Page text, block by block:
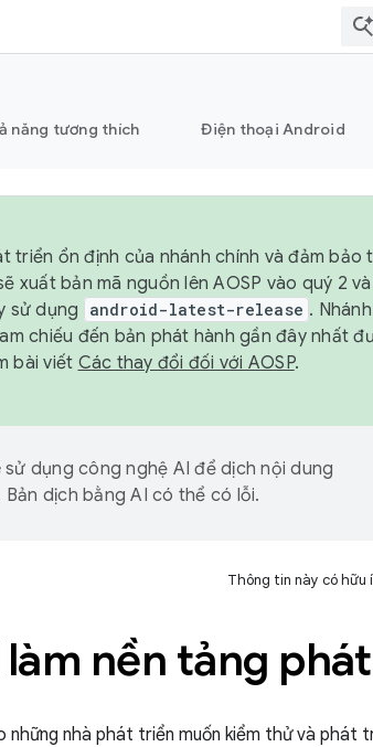
năng tương thích Điện thoại Android
triển ổn định của nhánh chính và đảm bảo
xuất bản mã nguồn lên AOSP vào quý 2
sử dụng
android-latest-release .
chiếu đến bản phát hành gần đây nhất
bài viết Các thay đổi đối với AOSP.
dụng công nghệ AI để dịch nội dung
dịch bằng AI có thể có lỗi.
Thông tin này có hữu
nền tảng
những nhà phát triển muốn kiểm thử và phát